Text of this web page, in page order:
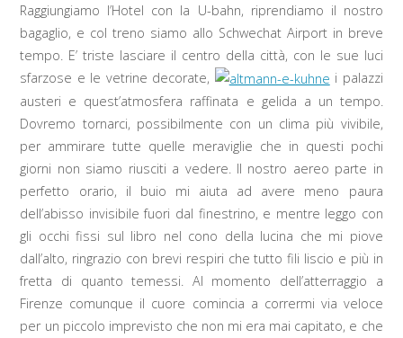
Raggiungiamo l’Hotel con la U-bahn, riprendiamo il nostro
bagaglio, e col treno siamo allo Schwechat Airport in breve
tempo. E’ triste lasciare il centro della città, con le sue luci
sfarzose e le vetrine decorate,
i palazzi
austeri e quest’atmosfera raffinata e gelida a un tempo.
Dovremo tornarci, possibilmente con un clima più vivibile,
per ammirare tutte quelle meraviglie che in questi pochi
giorni non siamo riusciti a vedere. Il nostro aereo parte in
perfetto orario, il buio mi aiuta ad avere meno paura
dell’abisso invisibile fuori dal finestrino, e mentre leggo con
gli occhi fissi sul libro nel cono della lucina che mi piove
dall’alto, ringrazio con brevi respiri che tutto fili liscio e più in
fretta di quanto temessi. Al momento dell’atterraggio a
Firenze comunque il cuore comincia a corrermi via veloce
per un piccolo imprevisto che non mi era mai capitato, e che